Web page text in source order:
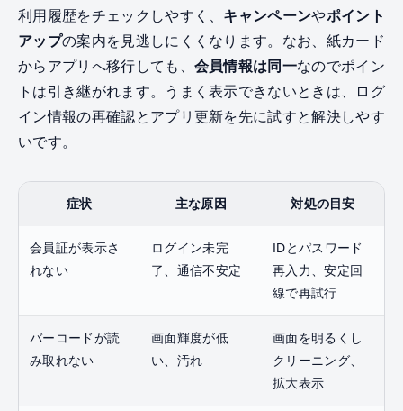
利用履歴をチェックしやすく、 キャンペーンやポイント
アップの案内を見逃しにくくなります。なお、紙カード
からアプリへ移行しても、 会員情報は同一なのでポイン
トは引き継がれます。うまく表示できないときは、ログ
イン情報の再確認とアプリ更新を先に試すと解決しやす
いです。
症状 主な原因 対処の目安
会員証が表示さ
れない
ログイン未完
了、通信不安定
IDとパスワード
再入力、安定回
線で再試行
バーコードが読
み取れない
画面輝度が低
い、汚れ
画面を明るくし
クリーニング、
拡大表示